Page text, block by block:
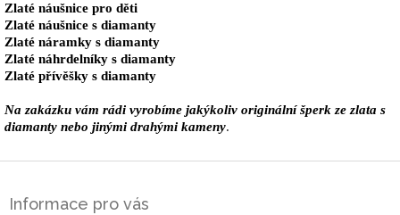
Zlaté náušnice pro děti
Zlaté náušnice s diamanty
Zlaté náramky s diamanty
Zlaté náhrdelníky s diamanty
Zlaté přívěšky s diamanty
Na zakázku vám rádi vyrobíme jakýkoliv originální šperk ze zlata s
diamanty nebo jinými drahými kameny.
Informace pro vás